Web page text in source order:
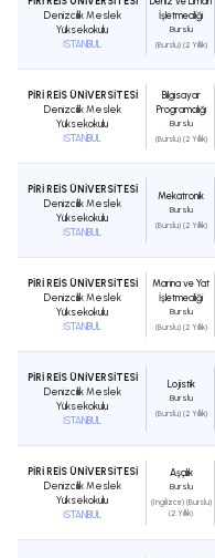
Denizcilik Meslek
Yüksekokulu
İSTANBUL
İşletmeciliği
Burslu
(Burslu) (2 Yıllık)
PİRİ REİS ÜNİVERSİTESİ
Denizcilik Meslek
Yüksekokulu
İSTANBUL
Bilgisayar
Programcılığı
Burslu
(Burslu) (2 Yıllık)
PİRİ REİS ÜNİVERSİTESİ
Denizcilik Meslek
Yüksekokulu
İSTANBUL
Mekatronik
Burslu
(Burslu) (2 Yıllık)
PİRİ REİS ÜNİVERSİTESİ
Denizcilik Meslek
Yüksekokulu
İSTANBUL
Marina ve Yat
İşletmeciliği
Burslu
(Burslu) (2 Yıllık)
PİRİ REİS ÜNİVERSİTESİ
Denizcilik Meslek
Yüksekokulu
İSTANBUL
Lojistik
Burslu
(Burslu) (2 Yıllık)
PİRİ REİS ÜNİVERSİTESİ
Denizcilik Meslek
Yüksekokulu
İSTANBUL
Aşçılık
Burslu
(İngilizce) (Burslu)
(2 Yıllık)